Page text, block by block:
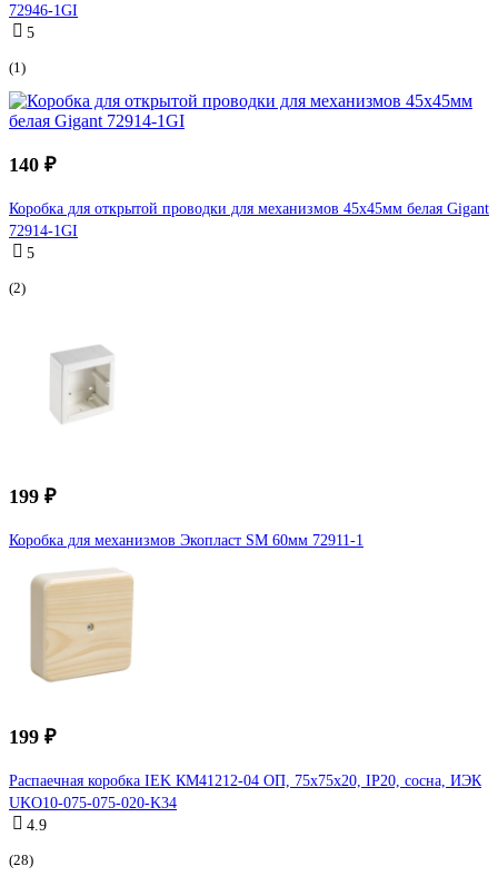
72946-1GI
5
(1)
140 ₽
Коробка для открытой проводки для механизмов 45х45мм белая Gigant
72914-1GI
5
(2)
199 ₽
Коробка для механизмов Экопласт SM 60мм 72911-1
199 ₽
Распаечная коробка IEK КМ41212-04 ОП, 75x75x20, IP20, сосна, ИЭК
UKO10-075-075-020-K34
4.9
(28)